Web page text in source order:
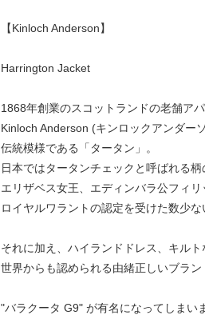
【Kinloch Anderson】
Harrington Jacket
1868年創業のスコットランドの老舗ア
Kinloch Anderson (キンロックアンダー
伝統模様である「タータン」。
日本ではタータンチェックと呼ばれる
エリザベス女王、エディンバラ公フィ
ロイヤルワラントの認定を受けた数少
それに加え、ハイランドドレス、キル
世界からも認められる由緒正しいブラン
"バラクータ G9" が有名になってしまい